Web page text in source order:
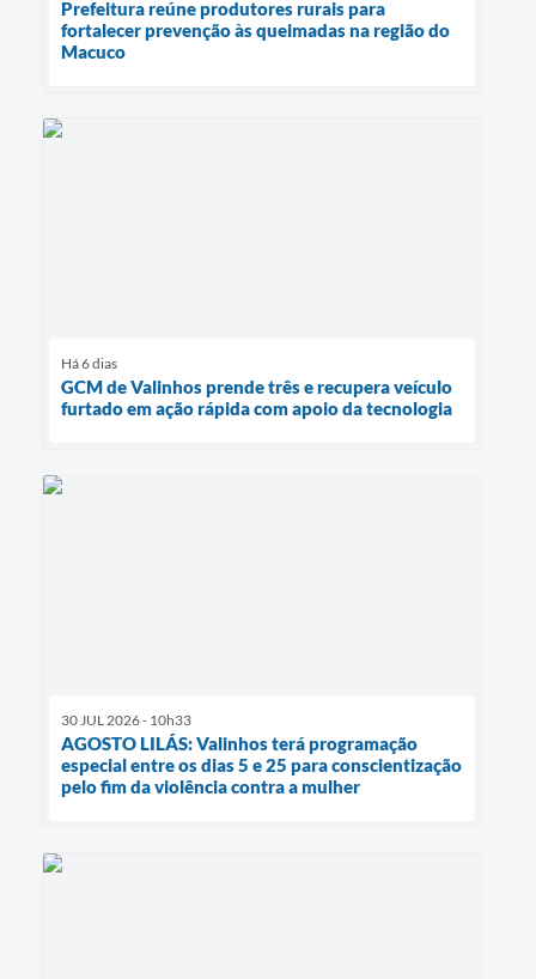
Prefeitura reúne produtores rurais para
fortalecer prevenção às queimadas na região do
Macuco
Há 6 dias
GCM de Valinhos prende três e recupera veículo
furtado em ação rápida com apoio da tecnologia
30 JUL 2026 - 10h33
AGOSTO LILÁS: Valinhos terá programação
especial entre os dias 5 e 25 para conscientização
pelo fim da violência contra a mulher